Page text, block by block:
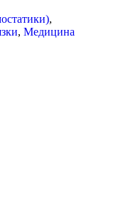
,
, Медицина